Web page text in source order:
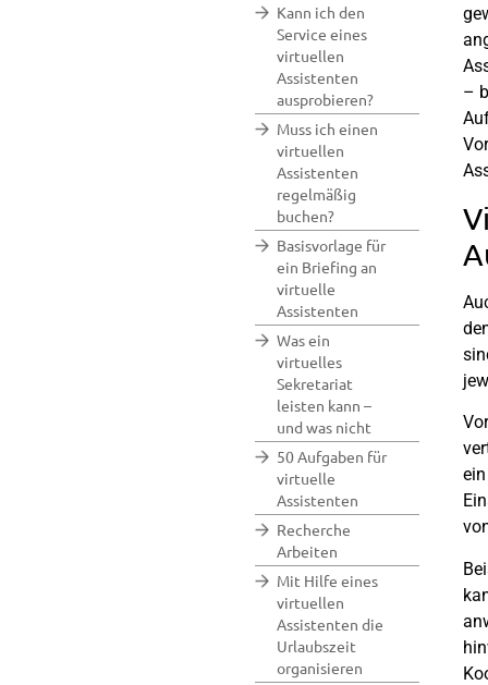
Kann ich den
Service eines
virtuellen
Assistenten
ausprobieren?
Muss ich einen
virtuellen
Assistenten
regelmäßig
buchen?
Basisvorlage für
ein Briefing an
virtuelle
Assistenten
Was ein
virtuelles
Sekretariat
leisten kann –
und was nicht
50 Aufgaben für
virtuelle
Assistenten
Recherche
Arbeiten
Mit Hilfe eines
virtuellen
Assistenten die
Urlaubszeit
organisieren
–